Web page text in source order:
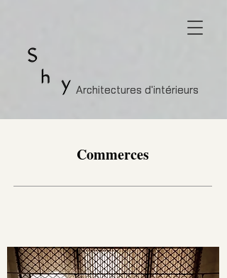
Architectures d'intérieurs
Architectures d'intérieurs
Commerces